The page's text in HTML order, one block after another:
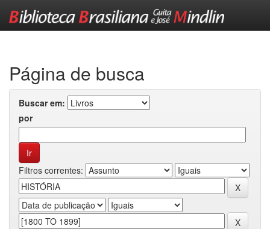
Página de busca
Buscar em:
por
Filtros correntes: